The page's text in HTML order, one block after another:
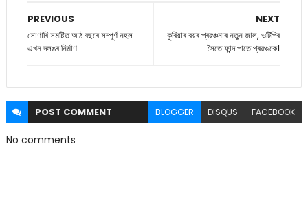
NEXT
কুৰিয়াৰ বয়ৰ প্ৰৱঞ্চনাৰ নতুন জাল, ওটিপিৰ
সৈতে ফান্দ পাতে প্ৰৱঞ্চকে।
PREVIOUS
সোণাৰি সমষ্টিত আঠ বছৰে সম্পূৰ্ণ নহল
এখন দলঙৰ নিৰ্মাণ
POST COMMENT BLOGGER DISQUS FACEBOOK
No comments